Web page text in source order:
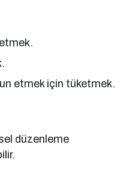
etmek için tüketmek.
düzenleme